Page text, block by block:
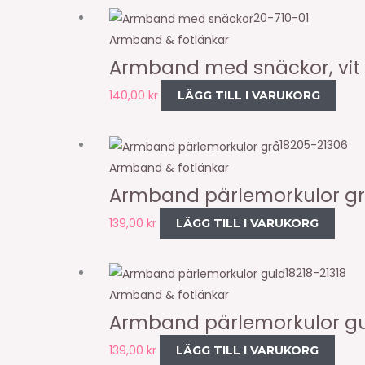
20-710-01
Armband & fotlänkar
Armband med snäckor, vit
140,00 kr LÄGG TILL I VARUKORG
18205-21306
Armband & fotlänkar
Armband pärlemorkulor
139,00 kr LÄGG TILL I VARUKORG
18218-21318
Armband & fotlänkar
Armband pärlemorkulor
139,00 kr LÄGG TILL I VARUKORG